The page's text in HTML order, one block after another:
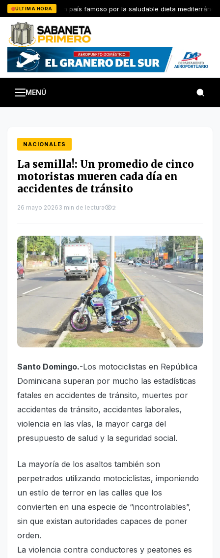
Saltar
al
contenido
ÚLTIMA HORA
Cómo Italia, un país famoso por la saludable dieta mediterránea,
MENÚ
NACIONALES
La semilla!: Un promedio de cinco
motoristas mueren cada día en
accidentes de tránsito
26 mayo 20263 min de lectura 2
Santo Domingo.-Los motociclistas en República
Dominicana superan por mucho las estadísticas
fatales en accidentes de tránsito, muertes por
accidentes de tránsito, accidentes laborales,
violencia en las vías, la mayor carga del
presupuesto de salud y la seguridad social.
La mayoría de los asaltos también son
perpetrados utilizando motociclistas, imponiendo
un estilo de terror en las calles que los
convierten en una especie de “incontrolables”,
sin que existan autoridades capaces de poner
orden.
La violencia contra conductores y peatones es